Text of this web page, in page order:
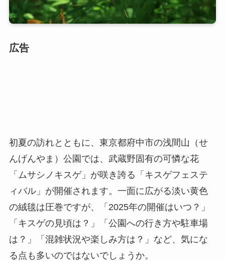
広告
初夏の訪れとともに、東京都府中市の浅間山（せ
んげんやま）公園では、武蔵野固有の可憐な花
「ムサシノキスゲ」が咲き誇る「キスゲフェステ
ィバル」が開催されます。一面に広がる淡い黄色
の絨毯は圧巻ですが、「2025年の開催はいつ？」
「キスゲの見頃は？」「公園への行き方や駐車場
は？」「混雑状況や楽しみ方は？」など、気にな
る点も多いのではないでしょうか。